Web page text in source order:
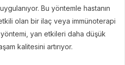
Bu yöntemle hastanın
olan bir ilaç veya immünoterapi
yan etkileri daha düşük
kalitesini artırıyor.